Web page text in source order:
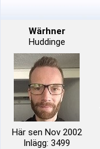
Wärhner
Huddinge
Här sen Nov 2002
Inlägg: 3499